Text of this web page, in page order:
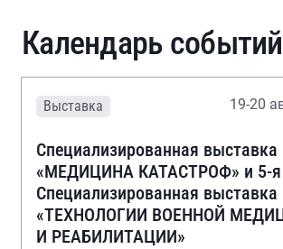
Календарь событий
Выставка 19-20
Специализированная выставка
«МЕДИЦИНА КАТАСТРОФ» и 5-я
Специализированная выставка
«ТЕХНОЛОГИИ ВОЕННОЙ
И РЕАБИЛИТАЦИИ»